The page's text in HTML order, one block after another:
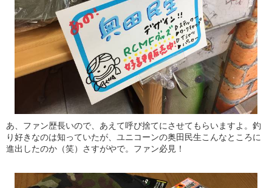
あ、ファン歴長いので、あえて呼び捨てにさせてもらいますよ。釣
り好きなのは知っていたが、ユニコーンの奥田民生こんなところに
進出したのか（笑）さすがやで。ファン必見！